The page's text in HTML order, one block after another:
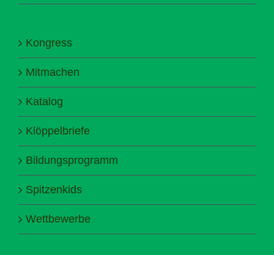
Kongress
Mitmachen
Katalog
Klöppelbriefe
Bildungsprogramm
Spitzenkids
Wettbewerbe